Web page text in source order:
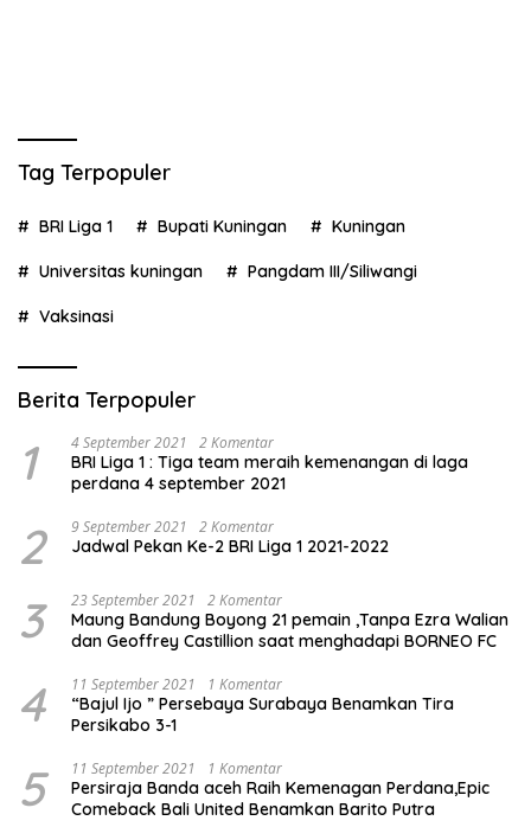
Tag Terpopuler
BRI Liga 1 Bupati Kuningan Kuningan
Universitas kuningan Pangdam III/Siliwangi
Vaksinasi
Berita Terpopuler
1 4 September 2021 2 Komentar
BRI Liga 1 : Tiga team meraih kemenangan di laga
perdana 4 september 2021
2 9 September 2021 2 Komentar
Jadwal Pekan Ke-2 BRI Liga 1 2021-2022
3 23 September 2021 2 Komentar
Maung Bandung Boyong 21 pemain ,Tanpa Ezra Walian
dan Geoffrey Castillion saat menghadapi BORNEO FC
4 11 September 2021 1 Komentar
“Bajul Ijo ” Persebaya Surabaya Benamkan Tira
Persikabo 3-1
5 11 September 2021 1 Komentar
Persiraja Banda aceh Raih Kemenagan Perdana,Epic
Comeback Bali United Benamkan Barito Putra